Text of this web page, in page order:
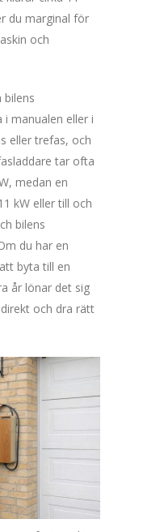
du marginal för
och
bilens
manualen eller i
eller trefas, och
tar ofta
medan en
kW eller till och
bilens
du har en
byta till en
år lönar det sig
och dra rätt